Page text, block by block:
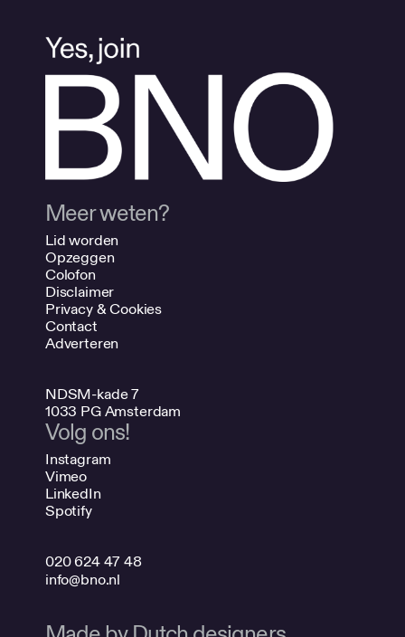
Meer weten?
Lid worden
Opzeggen
Colofon
Disclaimer
Privacy & Cookies
Contact
Adverteren
NDSM-kade 7
1033 PG Amsterdam
Volg ons!
Instagram
Vimeo
LinkedIn
Spotify
020 624 47 48
info@bno.nl